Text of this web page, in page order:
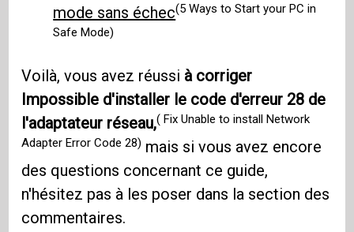
mode sans échec(5 Ways to Start your PC in
Safe Mode)
Voilà, vous avez réussi à corriger
Impossible d'installer le code d'erreur 28 de
l'adaptateur réseau,( Fix Unable to install Network
Adapter Error Code 28) mais si vous avez encore
des questions concernant ce guide,
n'hésitez pas à les poser dans la section des
commentaires.